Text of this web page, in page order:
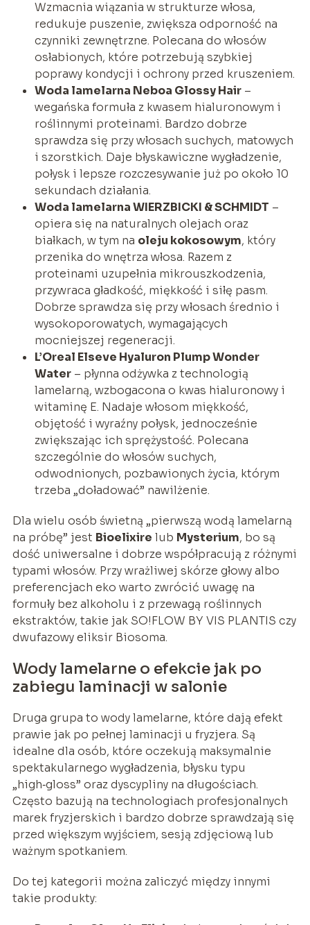
Wzmacnia wiązania w strukturze włosa,
redukuje puszenie, zwiększa odporność na
czynniki zewnętrzne. Polecana do włosów
osłabionych, które potrzebują szybkiej
poprawy kondycji i ochrony przed kruszeniem.
Woda lamelarna Neboa Glossy Hair–
wegańska formuła z kwasem hialuronowym i
roślinnymi proteinami. Bardzo dobrze
sprawdza się przy włosach suchych, matowych
i szorstkich. Daje błyskawiczne wygładzenie,
połysk i lepsze rozczesywanie już po około 10
sekundach działania.
Woda lamelarna WIERZBICKI & SCHMIDT –
opiera się na naturalnych olejach oraz
białkach, w tym na oleju kokosowym, który
przenika do wnętrza włosa. Razem z
proteinami uzupełnia mikrouszkodzenia,
przywraca gładkość, miękkość i siłę pasm.
Dobrze sprawdza się przy włosach średnio i
wysokoporowatych, wymagających
mocniejszej regeneracji.
L’Oreal Elseve Hyaluron Plump Wonder
Water– płynna odżywka z technologią
lamelarną, wzbogacona o kwas hialuronowy i
witaminę E. Nadaje włosom miękkość,
objętość i wyraźny połysk, jednocześnie
zwiększając ich sprężystość. Polecana
szczególnie do włosów suchych,
odwodnionych, pozbawionych życia, którym
trzeba „doładować” nawilżenie.
Dla wielu osób świetną „pierwszą wodą lamelarną
na próbę” jest Bioelixire lub Mysterium, bo są
dość uniwersalne i dobrze współpracują z różnymi
typami włosów. Przy wrażliwej skórze głowy albo
preferencjach eko warto zwrócić uwagę na
formuły bez alkoholu i z przewagą roślinnych
ekstraktów, takie jak SO!FLOW BY VIS PLANTIS czy
dwufazowy eliksir Biosoma.
Wody lamelarne o efekcie jak po
zabiegu laminacji w salonie
Druga grupa to wody lamelarne, które dają efekt
prawie jak po pełnej laminacji u fryzjera. Są
idealne dla osób, które oczekują maksymalnie
spektakularnego wygładzenia, błysku typu
„high‑gloss” oraz dyscypliny na długościach.
Często bazują na technologiach profesjonalnych
marek fryzjerskich i bardzo dobrze sprawdzają się
przed większym wyjściem, sesją zdjęciową lub
ważnym spotkaniem.
Do tej kategorii można zaliczyć między innymi
takie produkty: